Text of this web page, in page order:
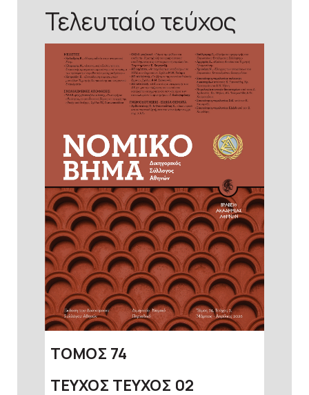
Τελευταίο τεύχος
ΤΟΜΟΣ 74
ΤΕΥΧΟΣ ΤΕΥΧΟΣ 02
προβολή